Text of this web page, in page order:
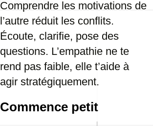
Comprendre les motivations de
l’autre réduit les conflits.
Écoute, clarifie, pose des
questions. L’empathie ne te
rend pas faible, elle t’aide à
agir stratégiquement.
Commence petit